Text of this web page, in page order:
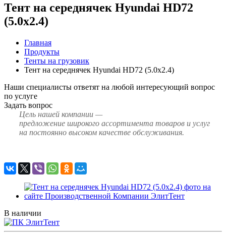
Тент на середнячек Hyundai HD72
(5.0х2.4)
Главная
Продукты
Тенты на грузовик
Тент на середнячек Hyundai HD72 (5.0х2.4)
Наши специалисты ответят на любой интересующий вопрос
по услуге
Задать вопрос
Цель нашей компании —
предложение широкого ассортимента товаров и услуг
на постоянно высоком качестве обслуживания.
В наличии